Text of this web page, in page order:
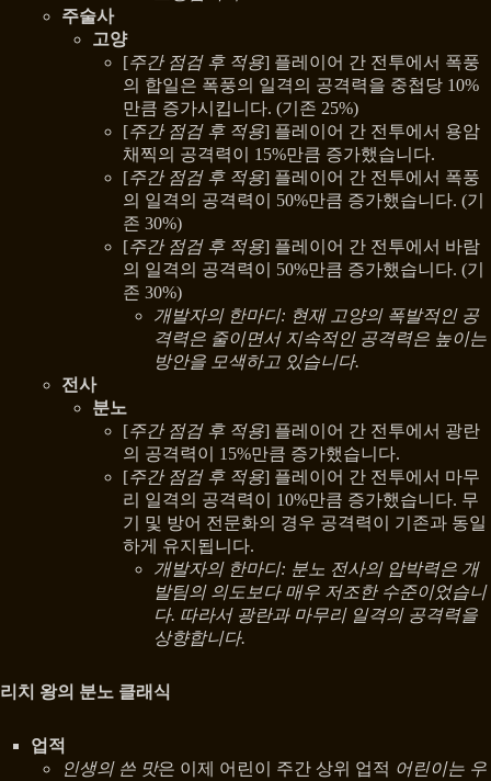
주술사
고양
[주간 점검 후 적용] 플레이어 간 전투에서 폭풍
의 합일은 폭풍의 일격의 공격력을 중첩당 10%
만큼 증가시킵니다. (기존 25%)
[주간 점검 후 적용] 플레이어 간 전투에서 용암
채찍의 공격력이 15%만큼 증가했습니다.
[주간 점검 후 적용] 플레이어 간 전투에서 폭풍
의 일격의 공격력이 50%만큼 증가했습니다. (기
존 30%)
[주간 점검 후 적용] 플레이어 간 전투에서 바람
의 일격의 공격력이 50%만큼 증가했습니다. (기
존 30%)
개발자의 한마디: 현재 고양의 폭발적인 공
격력은 줄이면서 지속적인 공격력은 높이는
방안을 모색하고 있습니다.
전사
분노
[주간 점검 후 적용] 플레이어 간 전투에서 광란
의 공격력이 15%만큼 증가했습니다.
[주간 점검 후 적용] 플레이어 간 전투에서 마무
리 일격의 공격력이 10%만큼 증가했습니다. 무
기 및 방어 전문화의 경우 공격력이 기존과 동일
하게 유지됩니다.
개발자의 한마디: 분노 전사의 압박력은 개
발팀의 의도보다 매우 저조한 수준이었습니
다. 따라서 광란과 마무리 일격의 공격력을
상향합니다.
리치 왕의 분노 클래식
업적
인생의 쓴 맛은 이제 어린이 주간 상위 업적 어린이는 우